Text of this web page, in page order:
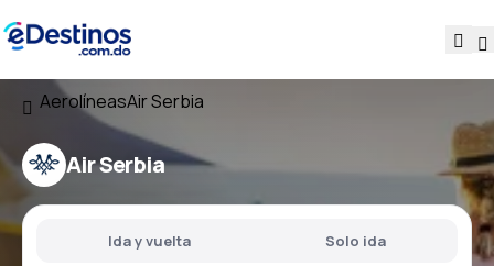
AerolíneasAir Serbia
Air Serbia
Ida y vuelta Solo ida